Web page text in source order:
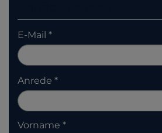
E-Mail
Anrede
Vorname